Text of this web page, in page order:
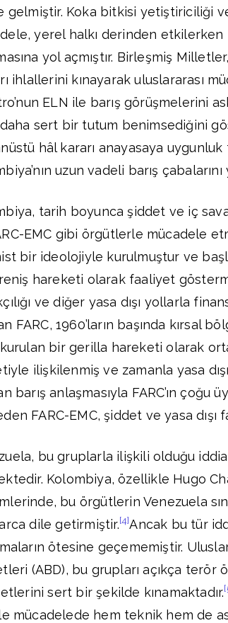
gelmiştir. Koka bitkisi yetiştiriciliği
yerel halkı derinden etkilerken
yol açmıştır. Birleşmiş
ihlallerini kınayarak uluslararası
ELN ile barış görüşmelerini
daha sert bir tutum benimsediğini
hâl kararı anayasaya
uzun vadeli barış
tarih boyunca şiddet ve iç
EMC gibi örgütlerle mücadele
bir ideolojiyle kurulmuştur ve
hareketi olarak faaliyet
ve diğer yasa dışı yollarla
FARC, 1960’ların başında kırsal
kurulan bir gerilla hareketi olarak
ilişkilenmiş ve zamanla yasa
barış anlaşmasıyla FARC’ın çoğu
FARC-EMC, şiddet ve yasa
bu gruplarla ilişkili olduğu
Kolombiya, özellikle Hugo
bu örgütlerin Venezuela
dile getirmiştir.[4]Ancak bu tür
ötesine geçememiştir.
(ABD), bu grupları açıkça terör
sert bir şekilde kınamaktadır.
mücadelede hem teknik hem de